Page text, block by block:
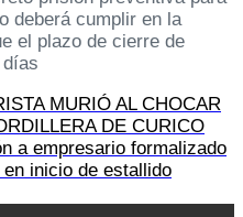
deberá cumplir en la
el plazo de cierre de
MURIÓ AL CHOCAR
DE CURICO
a empresario formalizado
inicio de estallido